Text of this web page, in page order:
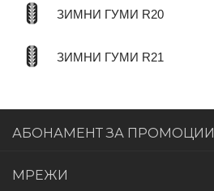
ЗИМНИ ГУМИ R20
ЗИМНИ ГУМИ R21
АБОНАМЕНТ ЗА ПРОМОЦИИ
МРЕЖИ